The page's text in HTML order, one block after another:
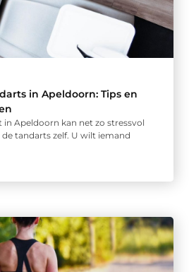
in Apeldoorn: Tips en
Apeldoorn kan net zo stressvol
de tandarts zelf. U wilt iemand